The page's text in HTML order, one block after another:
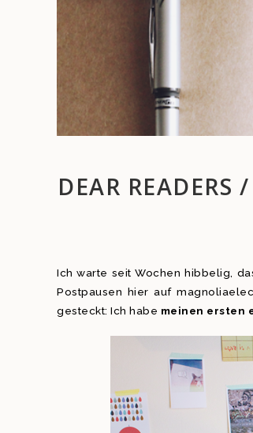
DEAR READERS
Ich warte seit Wochen hibbelig,
Postpausen hier auf
gesteckt: Ich habe meinen ersten